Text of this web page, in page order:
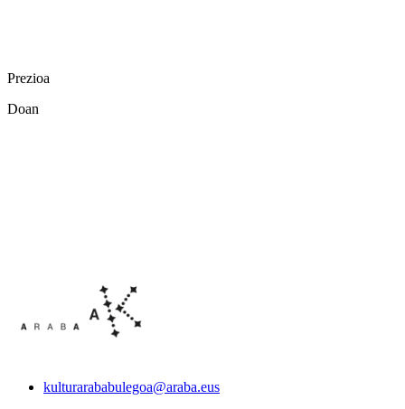
Prezioa
Doan
kulturarababulegoa@araba.eus